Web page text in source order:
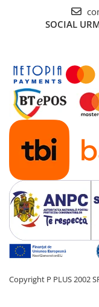
SOCIAL
Copyright P PLUS 2002